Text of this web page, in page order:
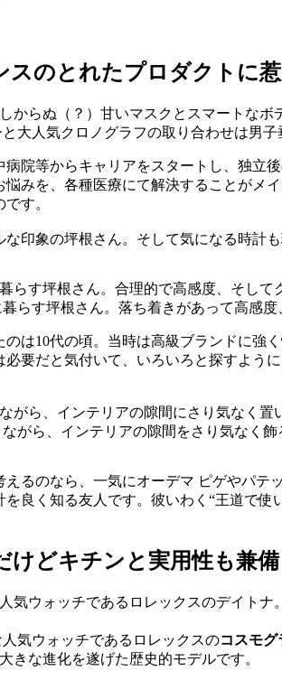
スのとれたプロダクトに
大人気クロノグラフの取り合わせは男
院等からキャリアをスタートし、独立
みを、各種医療にて解決することがメ
す。
印象の坪根さん。そして気になる時計
らす坪根さん。落ち着きがあって高感
のは10代の頃。当時は高級ブランドに
必要だと気付いて、いろいろと探すよう
がら、インテリアの隙間をさり気なく
えるのなら、一気にオーデマ ピゲやパ
良く知る友人です。彼いわく“王道で
けどキチンと実用性も兼備
気ウォッチであるロレックスのコスモ
きな進化を遂げた歴史的モデルです。